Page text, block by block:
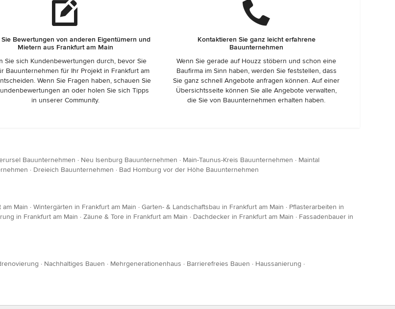
Sie Bewertungen von anderen Eigentümern und
Mietern aus Frankfurt am Main
Sie sich Kundenbewertungen durch, bevor Sie
Bauunternehmen für Ihr Projekt in Frankfurt am
Wenn Sie Fragen haben, schauen Sie
an oder holen Sie sich Tipps
in unserer Community.
Kontaktieren Sie ganz leicht erfahrene
Bauunternehmen
Wenn Sie gerade auf Houzz stöbern und schon eine
Baufirma im Sinn haben, werden Sie feststellen, dass
Sie ganz schnell Angebote anfragen können. Auf einer
Übersichtsseite können Sie alle Angebote verwalten,
die Sie von Bauunternehmen erhalten haben.
Bauunternehmen · Neu Isenburg Bauunternehmen · Main-Taunus-Kreis Bauunternehmen · Maintal
· Dreieich Bauunternehmen · Bad Homburg vor der Höhe Bauunternehmen
Main · Wintergärten in Frankfurt am Main · Garten- & Landschaftsbau in Frankfurt am Main · Pflasterarbeiten in
in Frankfurt am Main · Zäune & Tore in Frankfurt am Main · Dachdecker in Frankfurt am Main · Fassadenbauer in
· Nachhaltiges Bauen · Mehrgenerationenhaus · Barrierefreies Bauen · Haussanierung ·